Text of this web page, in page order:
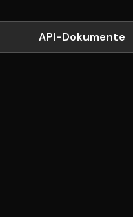
API-Dokumente